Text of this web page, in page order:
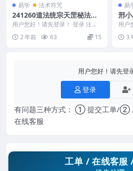
易学 法术符咒
241260道法统宗天罡秘法诀
袖里清风.pdf
用户您好！请先登录！ 登录 注册
道法统宗天罡秘法诀袖里清风.pdf
24126...
2 年前 63 15
易
邢
篇
用户
邢
3
用户您好！请先登
登录
有问题三种方式： ① 提交工单/②
在线客服
工单 / 在线客服